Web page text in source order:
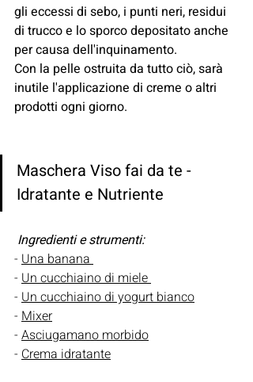
gli eccessi di sebo, i punti neri, residui
di trucco e lo sporco depositato anche
per causa dell'inquinamento.
Con la pelle ostruita da tutto ciò, sarà
inutile l'applicazione di creme o altri
prodotti ogni giorno.
Maschera Viso fai da te -
Idratante e Nutriente
Ingredienti e strumenti:
- Una banana
- Un cucchiaino di miele
- Un cucchiaino di yogurt bianco
- Mixer
- Asciugamano morbido
- Crema idratante